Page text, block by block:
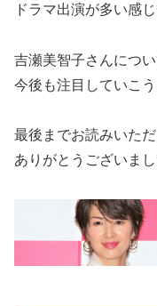
ドラマ出演が多い感じ
吉瀬美智子さんについ
今後も注目していこう
最後までお読みいただ
ありがとうございまし